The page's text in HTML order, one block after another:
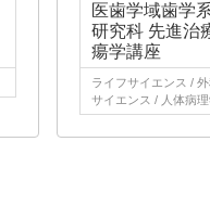
医歯学域歯学
研究科 先進治
瘍学講座
ライフサイエンス /
サイエンス / 人体病